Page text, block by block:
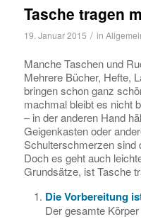
Tasche tragen
19. Januar 2015 / in
Manche Taschen und
Mehrere Bücher, Hefte,
bringen schon ganz
machmal bleibt es nicht
– in der anderen Hand
Geigenkasten oder
Schulterschmerzen sind
Doch es geht auch
Grundsätze, ist Tasche
Die Vorbereitung
Der gesamte